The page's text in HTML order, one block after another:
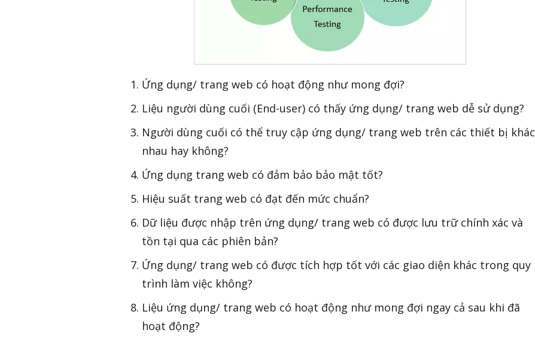
Ứng dụng/ trang web có hoạt động như mong đợi?
Liệu người dùng cuối (End-user) có thấy ứng dụng/ trang web dễ sử dụng?
Người dùng cuối có thể truy cập ứng dụng/ trang web trên các thiết bị khác
nhau hay không?
Ứng dụng trang web có đảm bảo bảo mật tốt?
Hiệu suất trang web có đạt đến mức chuẩn?
Dữ liệu được nhập trên ứng dụng/ trang web có được lưu trữ chính xác và
tồn tại qua các phiên bản?
Ứng dụng/ trang web có được tích hợp tốt với các giao diện khác trong quy
trình làm việc không?
Liệu ứng dụng/ trang web có hoạt động như mong đợi ngay cả sau khi đã
hoạt động?